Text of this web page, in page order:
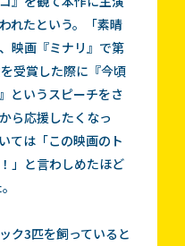
れたという。「素晴
映画『ミナリ』で第
受賞した際に『今頃
というスピーチをさ
ら応援したくなっ
ては「この映画のト
」と言わしめたほど
ク3匹を飼っていると